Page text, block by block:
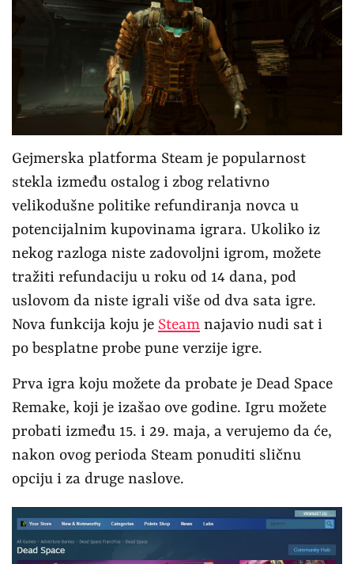
Gejmerska platforma Steam je popularnost
stekla između ostalog i zbog relativno
velikodušne politike refundiranja novca u
potencijalnim kupovinama igrara. Ukoliko iz
nekog razloga niste zadovoljni igrom, možete
tražiti refundaciju u roku od 14 dana, pod
uslovom da niste igrali više od dva sata igre.
Nova funkcija koju je Steam najavio nudi sat i
po besplatne probe pune verzije igre.
Prva igra koju možete da probate je Dead Space
Remake, koji je izašao ove godine. Igru možete
probati između 15. i 29. maja, a verujemo da će,
nakon ovog perioda Steam ponuditi sličnu
opciju i za druge naslove.